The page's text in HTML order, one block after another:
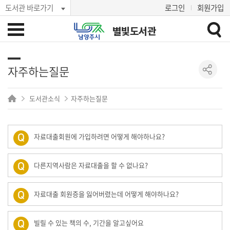
도서관 바로가기 로그인 회원가입
별빛도서관
자주하는질문
도서관소식 자주하는질문
자료대출회원에 가입하려면 어떻게 해야하나요?
다른지역사람은 자료대출을 할 수 없나요?
자료대출 회원증을 잃어버렸는데 어떻게 해야하나요?
빌릴 수 있는 책의 수, 기간을 알고싶어요